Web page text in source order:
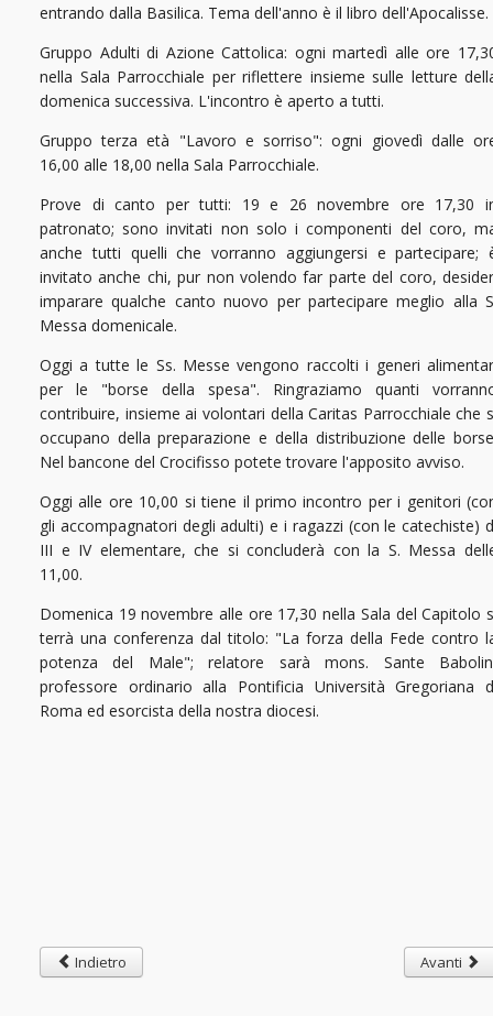
entrando dalla Basilica. Tema dell'anno è il libro dell'Apocalisse.
Gruppo Adulti di Azione Cattolica: ogni martedì alle ore
nella Sala Parrocchiale per riflettere insieme sulle letture
domenica successiva. L'incontro è aperto a tutti.
Gruppo terza età "Lavoro e sorriso": ogni giovedì dalle
16,00 alle 18,00 nella Sala Parrocchiale.
Prove di canto per tutti: 19 e 26 novembre ore 17,30
patronato; sono invitati non solo i componenti del coro,
anche tutti quelli che vorranno aggiungersi e partecipare;
invitato anche chi, pur non volendo far parte del coro,
imparare qualche canto nuovo per partecipare meglio alla
Messa domenicale.
Oggi a tutte le Ss. Messe vengono raccolti i generi
per le "borse della spesa". Ringraziamo quanti
contribuire, insieme ai volontari della Caritas Parrocchiale che
occupano della preparazione e della distribuzione delle
Nel bancone del Crocifisso potete trovare l'apposito avviso.
Oggi alle ore 10,00 si tiene il primo incontro per i genitori
gli accompagnatori degli adulti) e i ragazzi (con le catechiste)
III e IV elementare, che si concluderà con la S. Messa
11,00.
Domenica 19 novembre alle ore 17,30 nella Sala del Capitolo
terrà una conferenza dal titolo: "La forza della Fede contro
potenza del Male"; relatore sarà mons. Sante
professore ordinario alla Pontificia Università Gregoriana
Roma ed esorcista della nostra diocesi.
Indietro Avanti